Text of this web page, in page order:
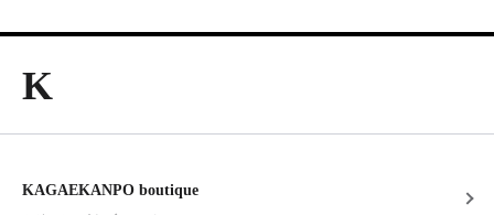
K
KAGAEKANPO boutique